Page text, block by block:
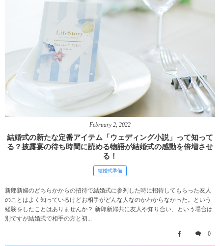
February 2, 2022
結婚式の新たな定番アイテム「ウェディング小説」って知って
る？披露宴の待ち時間に読める物語が結婚式の感動を倍増させ
る！
結婚式準備
新郎新婦のどちらかからの招待で結婚式に参列した時に招待してもらった友人
のことはよく知っているけどお相手がどんな人なのかわからなかった。という
経験をしたことはありませんか？ 新郎新婦共に友人や知り合い、という場合は
別ですが結婚式で相手の方と初...
0